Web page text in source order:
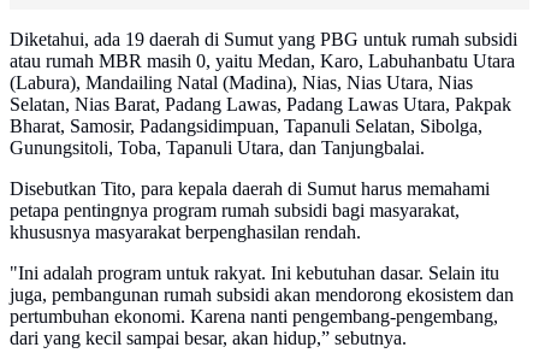
Diketahui, ada 19 daerah di Sumut yang PBG untuk rumah subsidi
atau rumah MBR masih 0, yaitu Medan, Karo, Labuhanbatu Utara
(Labura), Mandailing Natal (Madina), Nias, Nias Utara, Nias
Selatan, Nias Barat, Padang Lawas, Padang Lawas Utara, Pakpak
Bharat, Samosir, Padangsidimpuan, Tapanuli Selatan, Sibolga,
Gunungsitoli, Toba, Tapanuli Utara, dan Tanjungbalai.
Disebutkan Tito, para kepala daerah di Sumut harus memahami
petapa pentingnya program rumah subsidi bagi masyarakat,
khususnya masyarakat berpenghasilan rendah.
"Ini adalah program untuk rakyat. Ini kebutuhan dasar. Selain itu
juga, pembangunan rumah subsidi akan mendorong ekosistem dan
pertumbuhan ekonomi. Karena nanti pengembang-pengembang,
dari yang kecil sampai besar, akan hidup,” sebutnya.